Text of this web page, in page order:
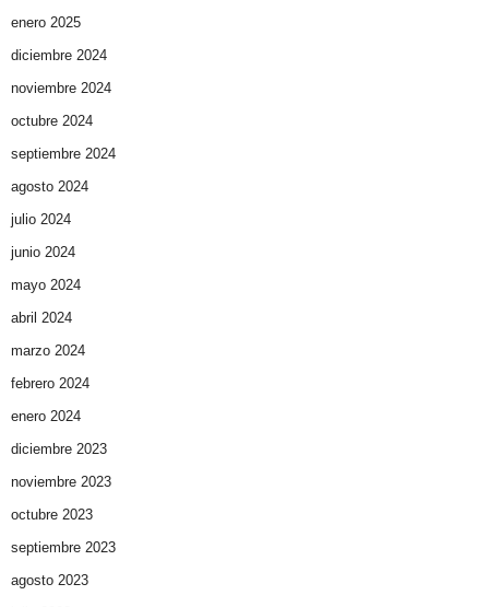
enero 2025
diciembre 2024
noviembre 2024
octubre 2024
septiembre 2024
agosto 2024
julio 2024
junio 2024
mayo 2024
abril 2024
marzo 2024
febrero 2024
enero 2024
diciembre 2023
noviembre 2023
octubre 2023
septiembre 2023
agosto 2023